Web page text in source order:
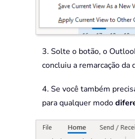
3. Solte o botão, o
concluiu a remarcação da
4. Se você também
para qualquer modo